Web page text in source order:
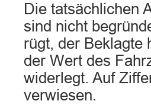
Die tatsächlichen
sind nicht
rügt, der Beklagte
der Wert des
widerlegt. Auf
verwiesen.